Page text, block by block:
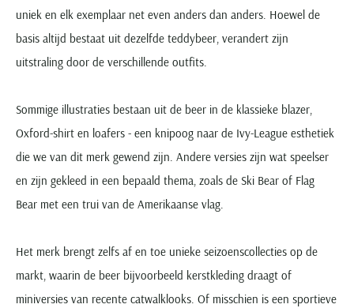
uniek en elk exemplaar net even anders dan anders. Hoewel de
basis altijd bestaat uit dezelfde teddybeer, verandert zijn
uitstraling door de verschillende outfits.
Sommige illustraties bestaan uit de beer in de klassieke blazer,
Oxford-shirt en loafers - een knipoog naar de Ivy-League esthetiek
die we van dit merk gewend zijn. Andere versies zijn wat speelser
en zijn gekleed in een bepaald thema, zoals de Ski Bear of Flag
Bear met een trui van de Amerikaanse vlag.
Het merk brengt zelfs af en toe unieke seizoenscollecties op de
markt, waarin de beer bijvoorbeeld kerstkleding draagt of
miniversies van recente catwalklooks. Of misschien is een sportieve